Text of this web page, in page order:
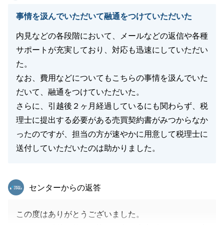
事情を汲んでいただいて融通をつけていただいた
内見などの各段階において、メールなどの返信や各種
サポートが充実しており、対応も迅速にしていただい
た。
なお、費用などについてもこちらの事情を汲んでいた
だいて、融通をつけていただいた。
さらに、引越後２ヶ月経過しているにも関わらず、税
理士に提出する必要がある売買契約書がみつからなか
ったのですが、担当の方が速やかに用意して税理士に
送付していただいたのは助かりました。
東急リバブル
センターからの返答
この度はありがとうございました。